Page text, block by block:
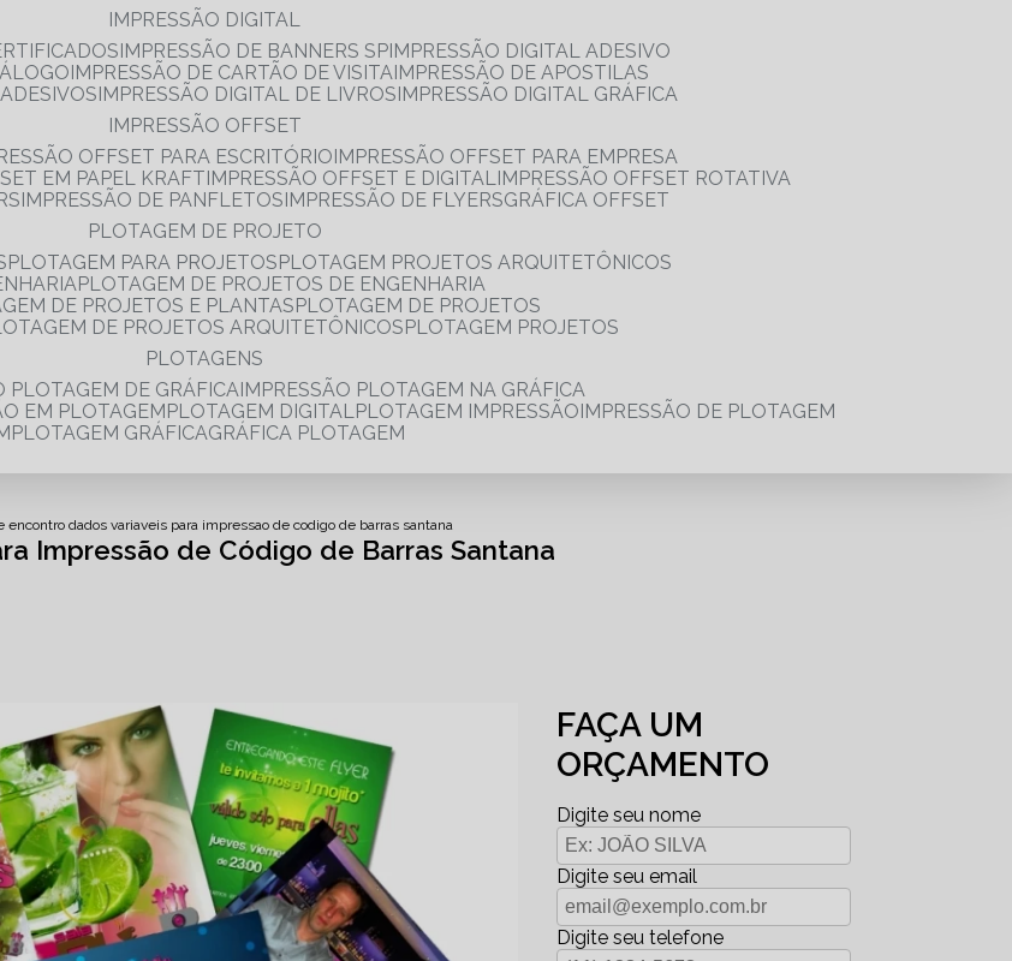
IMPRESSÃO DIGITAL
IMPRESSÃO DE BANNERS SP IMPRESSÃO DIGITAL ADESIVO
IMPRESSÃO DE CARTÃO DE VISITA IMPRESSÃO DE APOSTILAS
IMPRESSÃO DIGITAL DE LIVROS IMPRESSÃO DIGITAL GRÁFICA
IMPRESSÃO OFFSET
OFFSET PARA ESCRITÓRIO IMPRESSÃO OFFSET PARA EMPRESA
EM PAPEL KRAFT IMPRESSÃO OFFSET E DIGITAL IMPRESSÃO OFFSET ROTATIVA
IMPRESSÃO DE PANFLETOS IMPRESSÃO DE FLYERS
GRÁFICA OFFSET
PLOTAGEM DE PROJETO
PLOTAGEM PARA PROJETOS
PLOTAGEM PROJETOS ARQUITETÔNICOS
PLOTAGEM DE PROJETOS DE ENGENHARIA
DE PROJETOS E PLANTAS
PLOTAGEM DE PROJETOS
DE PROJETOS ARQUITETÔNICOS
PLOTAGEM PROJETOS
PLOTAGENS
PLOTAGEM DE GRÁFICA IMPRESSÃO PLOTAGEM NA GRÁFICA
EM PLOTAGEM PLOTAGEM DIGITAL PLOTAGEM IMPRESSÃO IMPRESSÃO DE PLOTAGEM
PLOTAGEM GRÁFICA GRÁFICA PLOTAGEM
encontro dados variaveis para impressao de codigo de barras santana
Impressão de Código de Barras Santana
FAÇA UM
ORÇAMENTO
Digite seu nome
Digite seu email
Digite seu telefone